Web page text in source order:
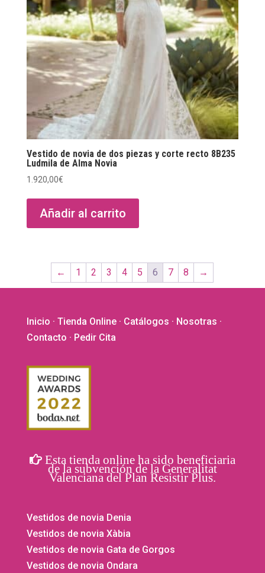
Vestido de novia de dos piezas y corte recto 8B235
Ludmila de Alma Novia
1.920,00€
Añadir al carrito
← 1 2 3 4 5 6 7 8 →
Inicio · Tienda Online· Catálogos · Nosotras ·
Contacto · Pedir Cita
Esta tienda online ha sido beneficiaria
de la subvención de la Generalitat
Valenciana del Plan Resistir Plus.
Vestidos de novia Denia
Vestidos de novia Xàbia
Vestidos de novia Gata de Gorgos
Vestidos de novia Ondara